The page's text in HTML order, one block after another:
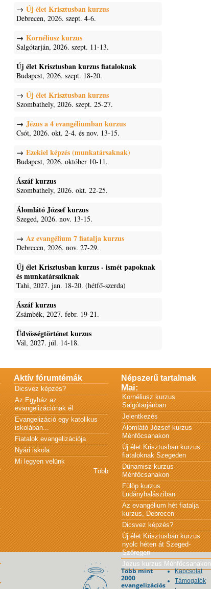
Új élet Krisztusban kurzus
Debrecen, 2026. szept. 4-6.
Kornéliusz kurzus
Salgótarján, 2026. szept. 11-13.
Új élet Krisztusban kurzus fiataloknak
Budapest, 2026. szept. 18-20.
Új élet Krisztusban kurzus
Szombathely, 2026. szept. 25-27.
Jézus a 4 evangéliumban kurzus
Csót, 2026. okt. 2-4. és nov. 13-15.
Ezekiel képzés (munkatársaknak)
Budapest, 2026. október 10-11.
Ászáf kurzus
Szombathely, 2026. okt. 22-25.
Álomlátó József kurzus
Szeged, 2026. nov. 13-15.
Az evangélium 7 fiatalja kurzus
Debrecen, 2026. nov. 27-29.
Új élet Krisztusban kurzus - ismét papoknak
és munkatársaiknak
Tahi, 2027. jan. 18-20. (hétfő-szerda)
Ászáf kurzus
Zsámbék, 2027. febr. 19-21.
Üdvösségtörténet kurzus
Vál, 2027. júl. 14-18.
Aktív fórumtémák
Dicsvez képzés?
Az Egyház az
evangelizációnak él
Evangelizáció egy katolikus
iskolában...
Fiatalok evangelizációja
Nyári iskola
Mi legyen velünk
Több
Népszerű tartalmak
Mai:
Kornéliusz kurzus
Salgótarjánban
Jelentkezés
Álomlátó József kurzus
Ménfőcsanakon
Új élet Krisztusban kurzus
fiataloknak Szegeden
Dünamisz kurzus
Ménfőcsanakon
Fülöp kurzus
Ludányhalásziban
Az evangélium hét fiatalja
kurzus, Debrecen
Dicsvez képzés?
Új élet Krisztusban kurzus
nyolc héten át Szeged-
Szőregen
Jézus kurzus Ménfőcsanakon
Több mint
2000
evangelizációs
Kapcsolat
Támogatók